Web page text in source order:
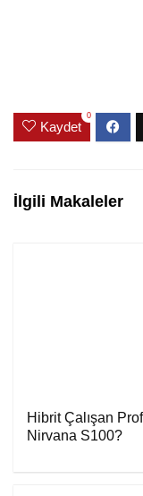
Kaydet
0
İlgili Makaleler
Hibrit Çalışan
Nirvana S100?